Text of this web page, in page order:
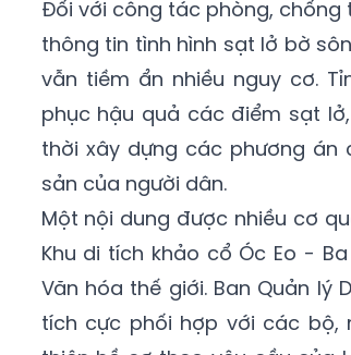
Đối với công tác phòng, chống
thông tin tình hình sạt lở bờ
vẫn tiềm ẩn nhiều nguy cơ.
phục hậu quả các điểm sạt
thời xây dựng các phương
sản của người dân.
Một nội dung được nhiều cơ
Khu di tích khảo cổ Óc Eo -
Văn hóa thế giới. Ban Quản lý
tích cực phối hợp với các bộ,